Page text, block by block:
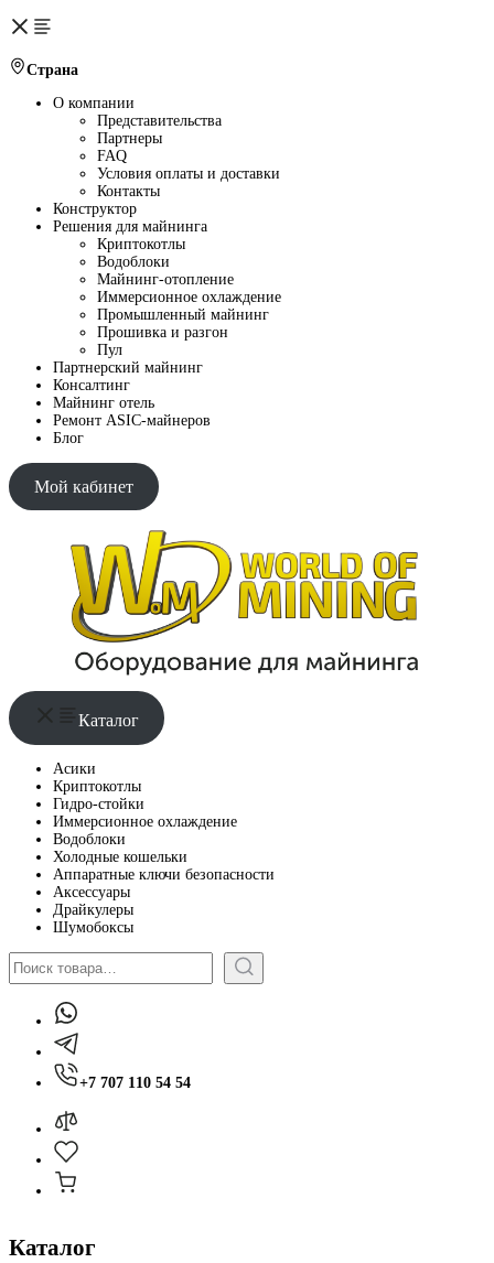
Страна
О компании
Представительства
Партнеры
FAQ
Условия оплаты и доставки
Контакты
Конструктор
Решения для майнинга
Криптокотлы
Водоблоки
Майнинг-отопление
Иммерсионное охлаждение
Промышленный майнинг
Прошивка и разгон
Пул
Партнерский майнинг
Консалтинг
Майнинг отель
Ремонт ASIC-майнеров
Блог
Мой кабинет
Каталог
Асики
Криптокотлы
Гидро-стойки
Иммерсионное охлаждение
Водоблоки
Холодные кошельки
Аппаратные ключи безопасности
Аксессуары
Драйкулеры
Шумобоксы
Поиск
+7 707 110 54 54
Каталог